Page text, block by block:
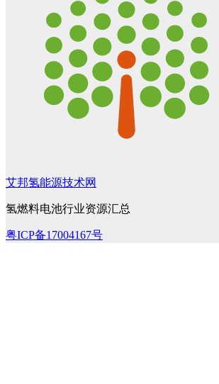
艾邦氢能源技术网
氢燃料电池行业资源汇总
粤ICP备17004167号